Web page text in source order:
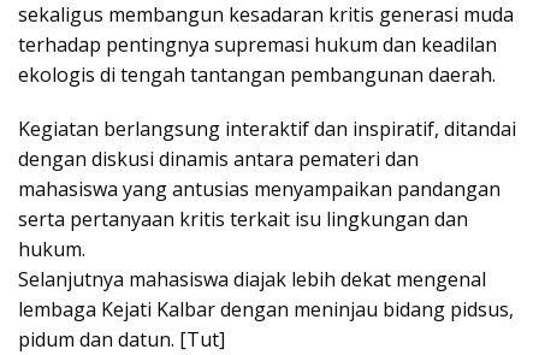
sekaligus membangun kesadaran kritis generasi muda
terhadap pentingnya supremasi hukum dan keadilan
ekologis di tengah tantangan pembangunan daerah.
Kegiatan berlangsung interaktif dan inspiratif, ditandai
dengan diskusi dinamis antara pemateri dan
mahasiswa yang antusias menyampaikan pandangan
serta pertanyaan kritis terkait isu lingkungan dan
hukum.
Selanjutnya mahasiswa diajak lebih dekat mengenal
lembaga Kejati Kalbar dengan meninjau bidang pidsus,
pidum dan datun. [Tut]